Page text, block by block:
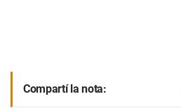
Compartí la nota: